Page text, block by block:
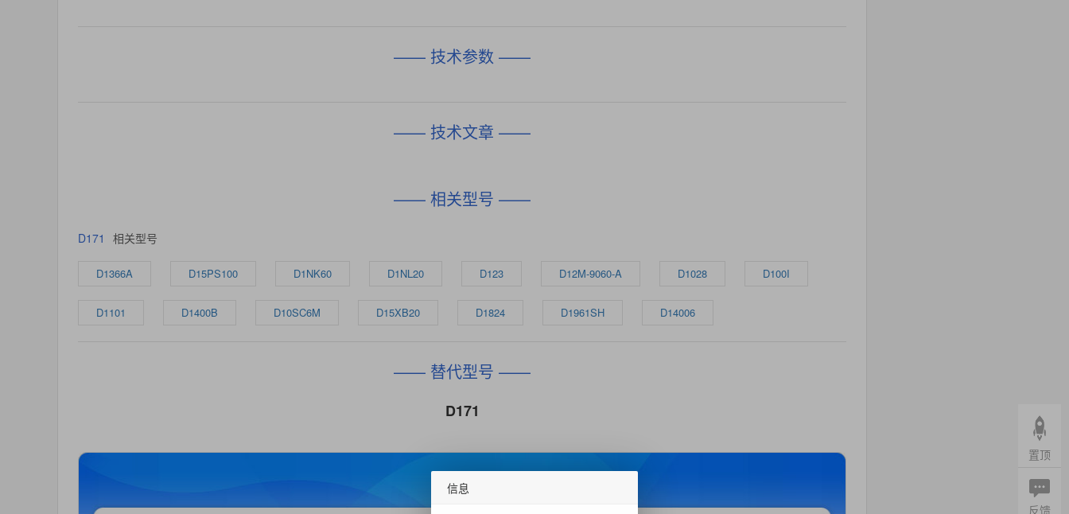
—— 技术参数 ——
—— 技术文章 ——
—— 相关型号 ——
D171 相关型号
D1366A D15PS100 D1NK60 D1NL20 D123 D12M-9060-A D1028 D100I
D1101 D1400B D10SC6M D15XB20 D1824 D1961SH D14006
—— 替代型号 ——
D171
置顶
反馈
信息